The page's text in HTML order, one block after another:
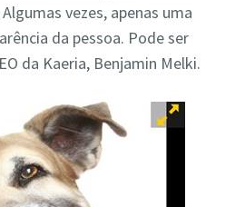
vezes, apenas uma
da pessoa. Pode ser
da Kaeria, Benjamin Melki.